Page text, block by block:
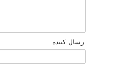
ارسال کننده: